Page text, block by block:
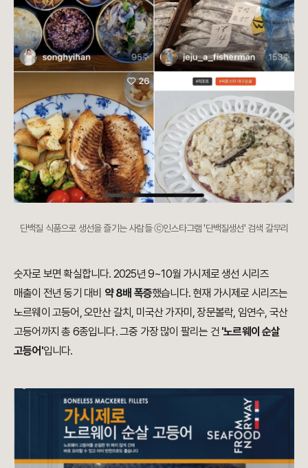
단백질 식품으로 생선을 즐기는 사람들 ⓒ인스타그램 '단백질생선' 검색 갈무리
숫자로 보면 확실합니다. 2025년 9~10월 가시제로 생선 시리즈
매출이 전년 동기 대비 약 8배 폭증했습니다. 현재 가시제로 시리즈는
노르웨이 고등어, 오만산 갈치, 미국산 가자미, 장문볼락, 임연수, 국산
고등어까지 총 6종입니다. 그중 가장 많이 팔리는 건 '노르웨이 순살
고등어'입니다.